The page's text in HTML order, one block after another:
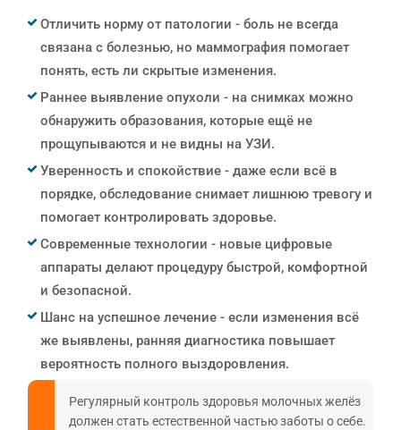
Отличить норму от патологии - боль не всегда
связана с болезнью, но маммография помогает
понять, есть ли скрытые изменения.
Раннее выявление опухоли - на снимках можно
обнаружить образования, которые ещё не
прощупываются и не видны на УЗИ.
Уверенность и спокойствие - даже если всё в
порядке, обследование снимает лишнюю тревогу и
помогает контролировать здоровье.
Современные технологии - новые цифровые
аппараты делают процедуру быстрой, комфортной
и безопасной.
Шанс на успешное лечение - если изменения всё
же выявлены, ранняя диагностика повышает
вероятность полного выздоровления.
Регулярный контроль здоровья молочных желёз
должен стать естественной частью заботы о себе.